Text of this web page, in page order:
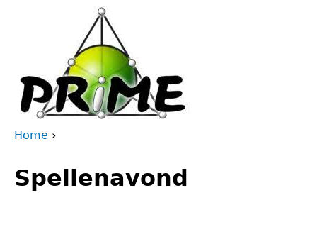
are
Home ›
to
top
Spellenavond